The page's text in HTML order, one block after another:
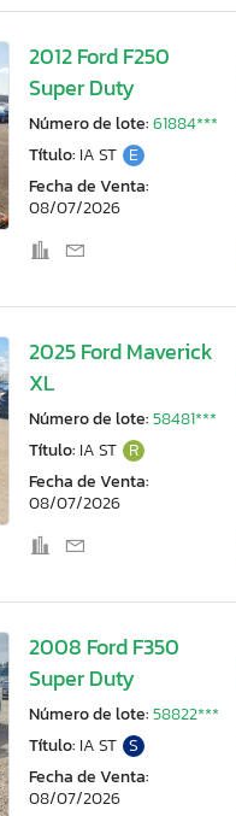
2012 Ford F250
Super Duty
Número de lote:61884***
Título: IA ST E
Fecha de Venta:
08/07/2026
2025 Ford Maverick
XL
Número de lote:58481***
Título: IA ST R
Fecha de Venta:
08/07/2026
2008 Ford F350
Super Duty
Número de lote:58822***
Título: IA ST S
Fecha de Venta:
08/07/2026